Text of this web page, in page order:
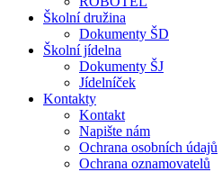
Školní družina
Dokumenty ŠD
Školní jídelna
Dokumenty ŠJ
Jídelníček
Kontakty
Kontakt
Napište nám
Ochrana osobních údajů
Ochrana oznamovatelů